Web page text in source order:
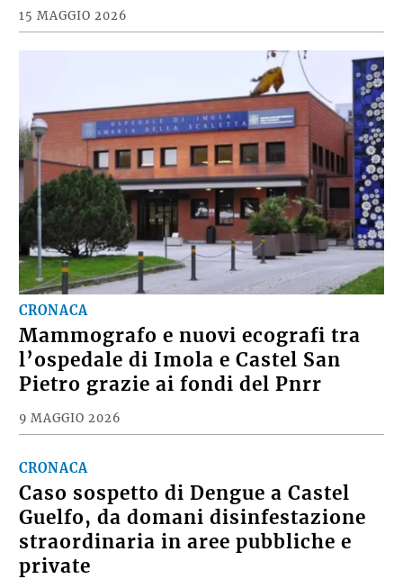
15 MAGGIO 2026
CRONACA
Mammografo e nuovi ecografi tra
l’ospedale di Imola e Castel San
Pietro grazie ai fondi del Pnrr
9 MAGGIO 2026
CRONACA
Caso sospetto di Dengue a Castel
Guelfo, da domani disinfestazione
straordinaria in aree pubbliche e
private